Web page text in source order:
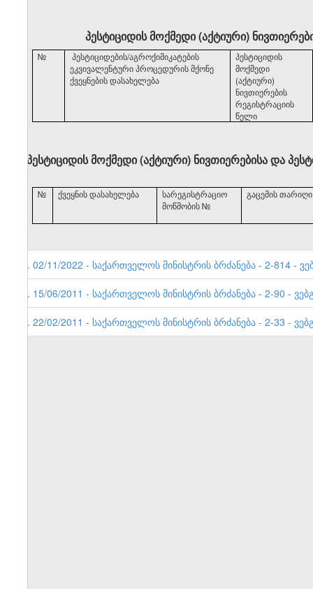
პესტიციდის მოქმედი (აქტიური)
№
პესტიციდების/აგროქიმიკატების
ეკვივალენტური პროცედურის მქონე
ქვეყნების დასახელება
პესტიციდის
მოქმედი
(აქტიური)
ნივთიერების
რეგისტრაციის
წელი
პესტიციდის მოქმედი (აქტიური) ნივთიერებისა და
№ ქვეყნის დასახელება
სარეგისტრაციო
მოწმობის №
გაცემის თარიღი
3. 02/11/2022 - საქართველოს მინისტრის ბრძანება - 2-814 -
2. 15/06/2011 - საქართველოს მინისტრის ბრძანება - 2-90 -
1. 22/02/2011 - საქართველოს მინისტრის ბრძანება - 2-33 -